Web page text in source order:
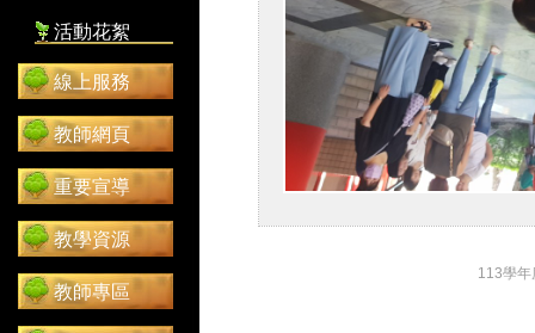
活動花絮
線上服務
教師網頁
重要宣導
教學資源
教師專區
113學年